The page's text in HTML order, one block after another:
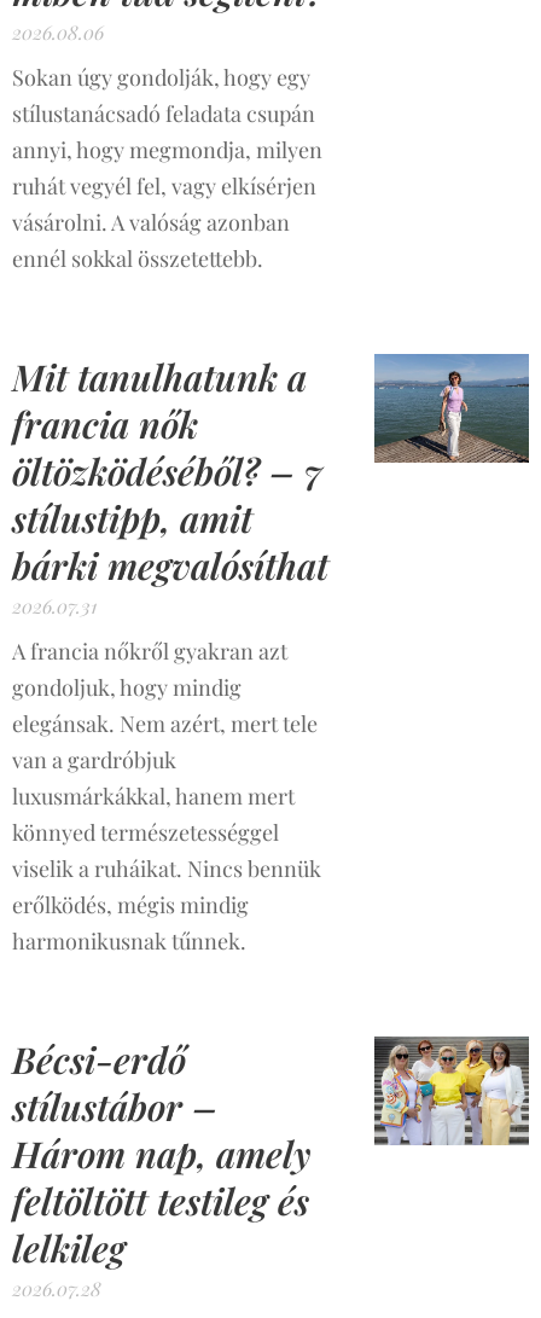
2026.08.06
Sokan úgy gondolják, hogy egy
stílustanácsadó feladata csupán
annyi, hogy megmondja, milyen
ruhát vegyél fel, vagy elkísérjen
vásárolni. A valóság azonban
ennél sokkal összetettebb.
Mit tanulhatunk a
francia nők
öltözködéséből? – 7
stílustipp, amit
bárki megvalósíthat
2026.07.31
A francia nőkről gyakran azt
gondoljuk, hogy mindig
elegánsak. Nem azért, mert tele
van a gardróbjuk
luxusmárkákkal, hanem mert
könnyed természetességgel
viselik a ruháikat. Nincs bennük
erőlködés, mégis mindig
harmonikusnak tűnnek.
Bécsi-erdő
stílustábor –
Három nap, amely
feltöltött testileg és
lelkileg
2026.07.28